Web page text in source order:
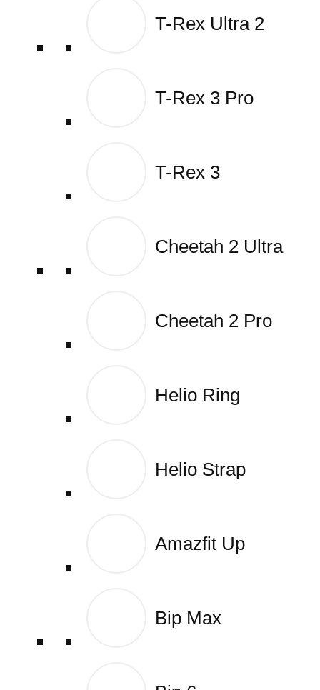
T-Rex Ultra 2
T-Rex 3 Pro
T-Rex 3
Cheetah 2 Ultra
Cheetah 2 Pro
Helio Ring
Helio Strap
Amazfit Up
Bip Max
T-Rex Ultra 2
T-Rex 3 Pro
T-Rex 3
Cheetah 2 Ultra
Cheetah 2 Pro
Helio Ring
Helio Strap
Amazfit Up
Bip Max